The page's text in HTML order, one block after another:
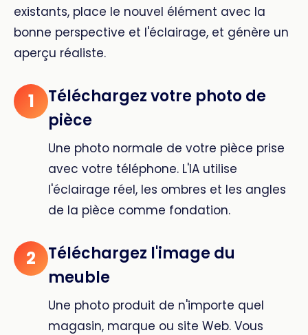
existants, place le nouvel élément avec la
bonne perspective et l'éclairage, et génère un
aperçu réaliste.
1
Téléchargez votre photo de
pièce
Une photo normale de votre pièce prise
avec votre téléphone. L'IA utilise
l'éclairage réel, les ombres et les angles
de la pièce comme fondation.
2
Téléchargez l'image du
meuble
Une photo produit de n'importe quel
magasin, marque ou site Web. Vous